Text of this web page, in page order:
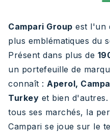
Campari Group est l'un
plus emblématiques du
Présent dans plus de
un portefeuille de
connaît : Aperol,
Turkey et bien
tous ses marchés, la
Campari se joue sur le